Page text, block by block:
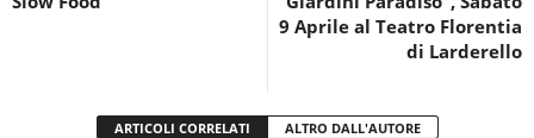
9 Aprile al Teatro Florentia
di Larderello
ARTICOLI CORRELATI ALTRO DALL'AUTORE